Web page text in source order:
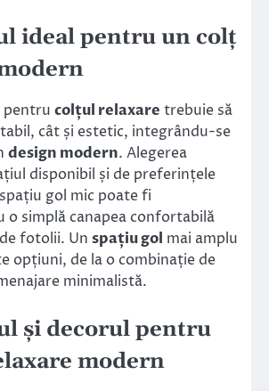
ideal pentru un colț
pentru colțul relaxare trebuie să
cât și estetic, integrându-se
design modern. Alegerea
disponibil și de preferințele
gol mic poate fi
simplă canapea confortabilă
fotolii. Un spațiu gol mai amplu
opțiuni, de la o combinație de
minimalistă.
și decorul pentru
modern